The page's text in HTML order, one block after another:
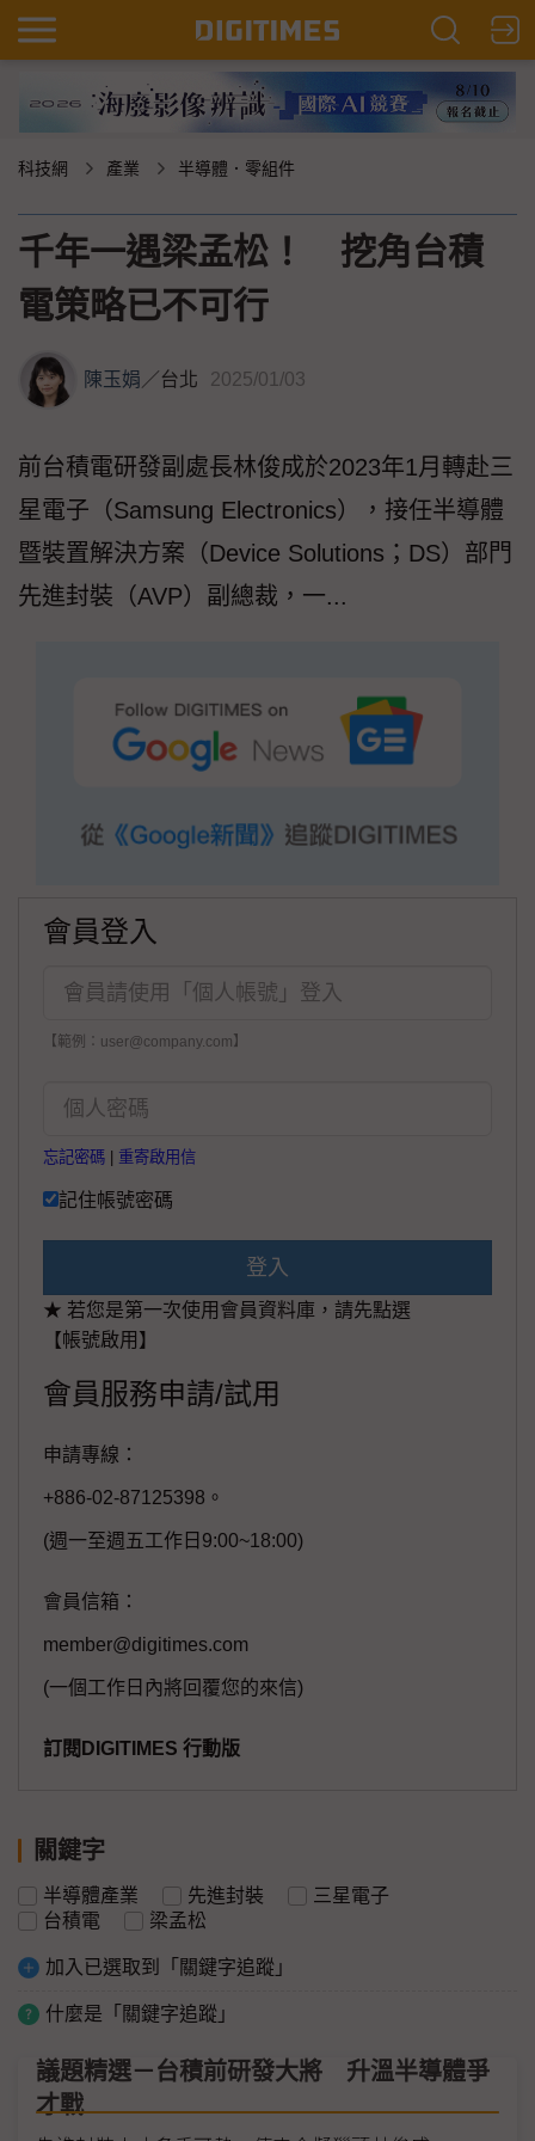
科技網 產業 半導體．零組件
千年一遇梁孟松！ 挖角台積
電策略已不可行
陳玉娟／台北 2025/01/03
前台積電研發副處長林俊成於2023年1月轉赴三
星電子（Samsung Electronics），接任半導體
暨裝置解決方案（Device Solutions；DS）部門
先進封裝（AVP）副總裁，一...
會員登入
【範例：user@company.com】
忘記密碼 重寄啟用信
記住帳號密碼
登入
★ 若您是第一次使用會員資料庫，請先點選
【帳號啟用】
會員服務申請/試用
申請專線：
+886-02-87125398。
(週一至週五工作日9:00~18:00)
會員信箱：
member@digitimes.com
(一個工作日內將回覆您的來信)
訂閱DIGITIMES 行動版
關鍵字
半導體產業 先進封裝
三星電子
台積電
梁孟松
加入已選取到「關鍵字追蹤」
什麼是「關鍵字追蹤」
議題精選－台積前研發大將 升溫半導體爭
才戰